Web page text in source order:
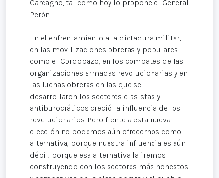
Carcagno, tal como hoy lo propone el General
Perón.
En el enfrentamiento a la dictadura militar,
en las movilizaciones obreras y populares
como el Cordobazo, en los combates de las
organizaciones armadas revolucionarias y en
las luchas obreras en las que se
desarrollaron los sectores clasistas y
antiburocráticos creció la influencia de los
revolucionarios. Pero frente a esta nueva
elección no podemos aún ofrecernos como
alternativa, porque nuestra influencia es aún
débil, porque esa alternativa la iremos
construyendo con los sectores más honestos